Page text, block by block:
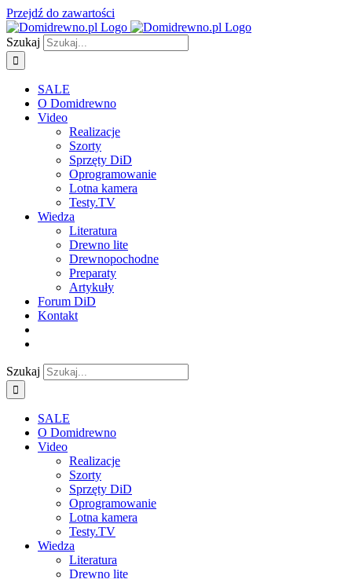
Przejdź do zawartości
Szukaj
SALE
O Domidrewno
Video
Realizacje
Szorty
Sprzęty DiD
Oprogramowanie
Lotna kamera
Testy.TV
Wiedza
Literatura
Drewno lite
Drewnopochodne
Preparaty
Artykuły
Forum DiD
Kontakt
Szukaj
SALE
O Domidrewno
Video
Realizacje
Szorty
Sprzęty DiD
Oprogramowanie
Lotna kamera
Testy.TV
Wiedza
Literatura
Drewno lite